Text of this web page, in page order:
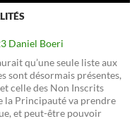
Daniel Boeri
qu’une seule liste aux
sont désormais présentes,
celle des Non Inscrits
la Principauté va prendre
et peut-être pouvoir